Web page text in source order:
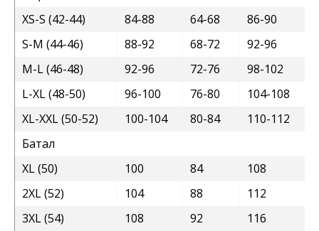
XS-S (42-44)
84-88 64-68
86-90
S-M (44-46)
88-92 68-72
92-96
M-L (46-48)
92-96 72-76
98-102
L-XL (48-50)
96-100 76-80
104-108
XL-XXL (50-52)
100-104 80-84
110-112
Батал
XL (50)
100 84
108
2XL (52)
104 88
112
3XL (54)
108 92
116